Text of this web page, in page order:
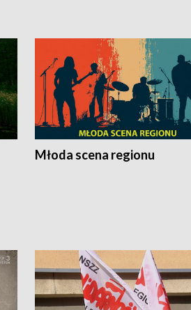
Młoda scena regionu